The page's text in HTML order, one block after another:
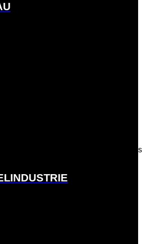
branchen/